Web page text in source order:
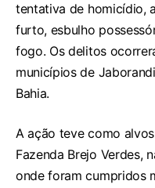
tentativa de homicídio,
furto, esbulho
fogo. Os delitos
municípios de
Bahia.
A ação teve como
Fazenda Brejo Verdes,
onde foram cumpridos